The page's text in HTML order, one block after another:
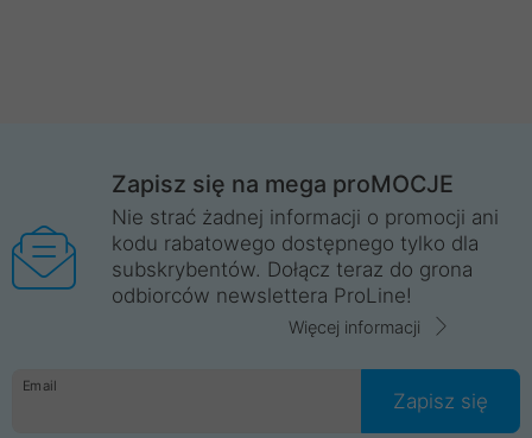
Zapisz się na mega proMOCJE
Nie strać żadnej informacji o promocji ani
kodu rabatowego dostępnego tylko dla
subskrybentów. Dołącz teraz do grona
odbiorców newslettera ProLine!
Więcej informacji
Email
Zapisz się